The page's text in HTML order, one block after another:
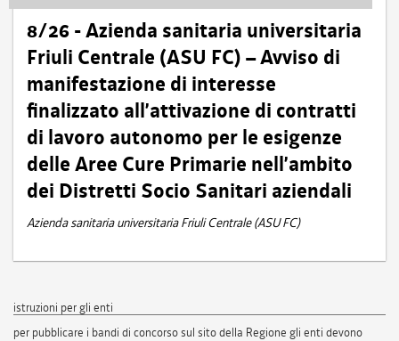
8/26 - Azienda sanitaria universitaria
Friuli Centrale (ASU FC) – Avviso di
manifestazione di interesse
finalizzato all’attivazione di contratti
di lavoro autonomo per le esigenze
delle Aree Cure Primarie nell’ambito
dei Distretti Socio Sanitari aziendali
Azienda sanitaria universitaria Friuli Centrale (ASU FC)
istruzioni per gli enti
per pubblicare i bandi di concorso sul sito della Regione gli enti devono